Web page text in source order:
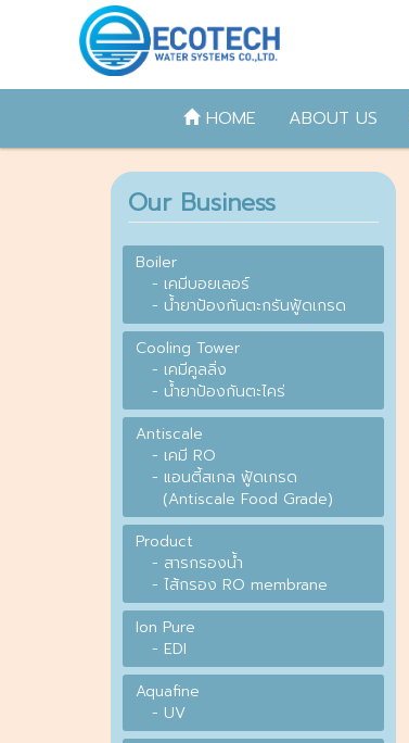
HOME ABOUT US
Our Business
Boiler
- เคมีบอยเลอร์
- น้ำยาป้องกันตะกรันฟู้ดเกรด
Cooling Tower
- เคมีคูลลิ่ง
- น้ำยาป้องกันตะไคร่
Antiscale
- เคมี RO
- แอนตี้สเกล ฟู้ดเกรด
(Antiscale Food Grade)
Product
- สารกรองน้ำ
- ไส้กรอง RO membrane
Ion Pure
- EDI
Aquafine
- UV